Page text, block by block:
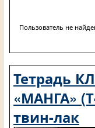
Пользователь не
Тетрадь
«МАНГА»
твин-лак